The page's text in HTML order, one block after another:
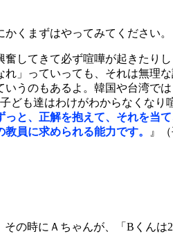
くまずはやってみてください。
してきて必ず喧嘩が起きたり
」っていっても、それは無理
うのもあるよ。韓国や台湾では
ども達はわけがわからなくなり
と、正解を抱えて、それを当
員に求められる能力です。
』
の時にＡちゃんが、「Bくんは